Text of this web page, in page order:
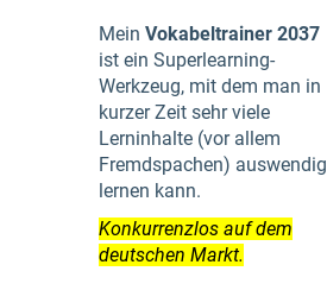
Mein Vokabeltrainer 2037
ist ein Superlearning-
Werkzeug, mit dem man in
kurzer Zeit sehr viele
Lerninhalte (vor allem
Fremdspachen) auswendig
lernen kann.
Konkurrenzlos auf dem
deutschen Markt.